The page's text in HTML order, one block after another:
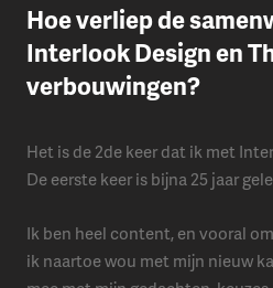
Hoe verliep de
Interlook Design en
verbouwingen?
Het is de 2de keer dat ik met
De eerste keer is bijna 25 jaar
Ik ben heel content, en vooral
ik naartoe wou met mijn nieuw